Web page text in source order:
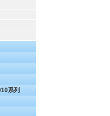
系列